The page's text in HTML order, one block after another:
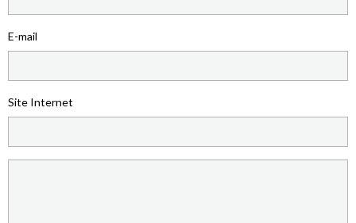
E-mail
Site Internet